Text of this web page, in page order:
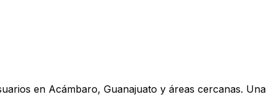
en Acámbaro, Guanajuato y áreas cercanas. Una